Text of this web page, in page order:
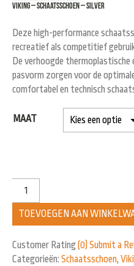
Viking – schaatsschoen – silver
Deze high-performance
recreatief als competitief
De verhoogde thermoplastische
pasvorm zorgen voor de
comfortabel en technisch
MAAT
TOEVOEGEN AAN
Customer Rating (0) Submit a
Categorieën: Schaatsschoen,